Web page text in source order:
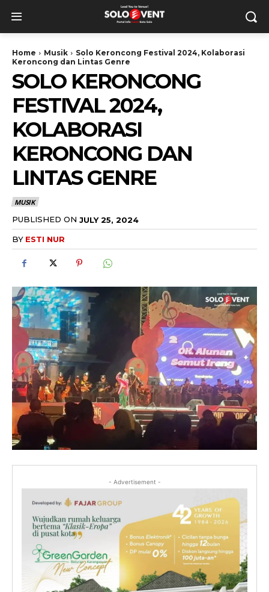
Home Musik
Solo Keroncong Festival 2024, Kolaborasi
Keroncong dan Lintas Genre
SOLO KERONCONG
FESTIVAL 2024,
KOLABORASI
KERONCONG DAN
LINTAS GENRE
MUSIK
PUBLISHED ON JULY 25, 2024
BY ESTI NUR
- Advertisement -